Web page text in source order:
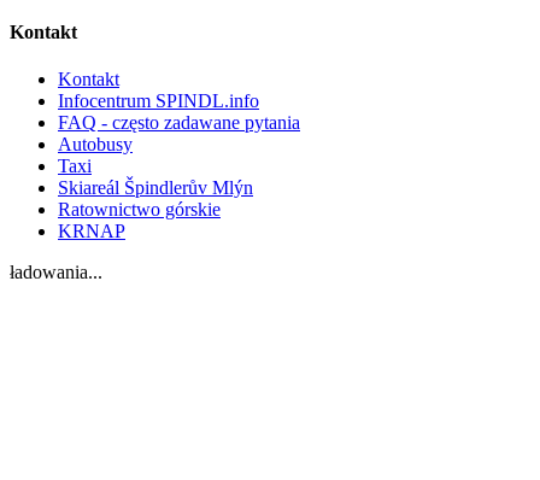
Kontakt
Kontakt
Infocentrum SPINDL.info
FAQ - często zadawane pytania
Autobusy
Taxi
Skiareál Špindlerův Mlýn
Ratownictwo górskie
KRNAP
ładowania...